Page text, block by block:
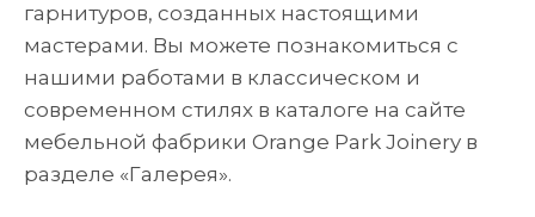
гарнитуров, созданных настоящими
мастерами. Вы можете познакомиться с
нашими работами в классическом и
современном стилях в каталоге на сайте
мебельной фабрики Orange Park Joinery в
разделе «Галерея».